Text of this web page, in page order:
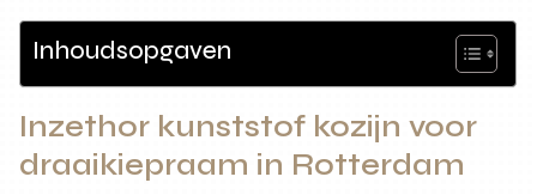
Inhoudsopgaven
Inzethor kunststof kozijn voor
draaikiepraam in Rotterdam